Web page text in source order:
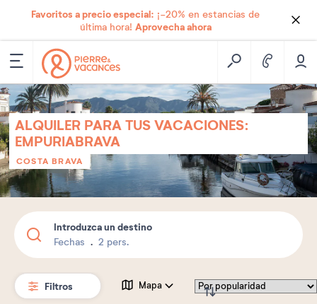
Favoritos a precio especial: ¡-20% en estancias de
última hora! Aprovecha ahora
ALQUILER PARA TUS VACACIONES:
EMPURIABRAVA
COSTA BRAVA
Introduzca un destino
Fechas 2 pers.
Filtros Mapa